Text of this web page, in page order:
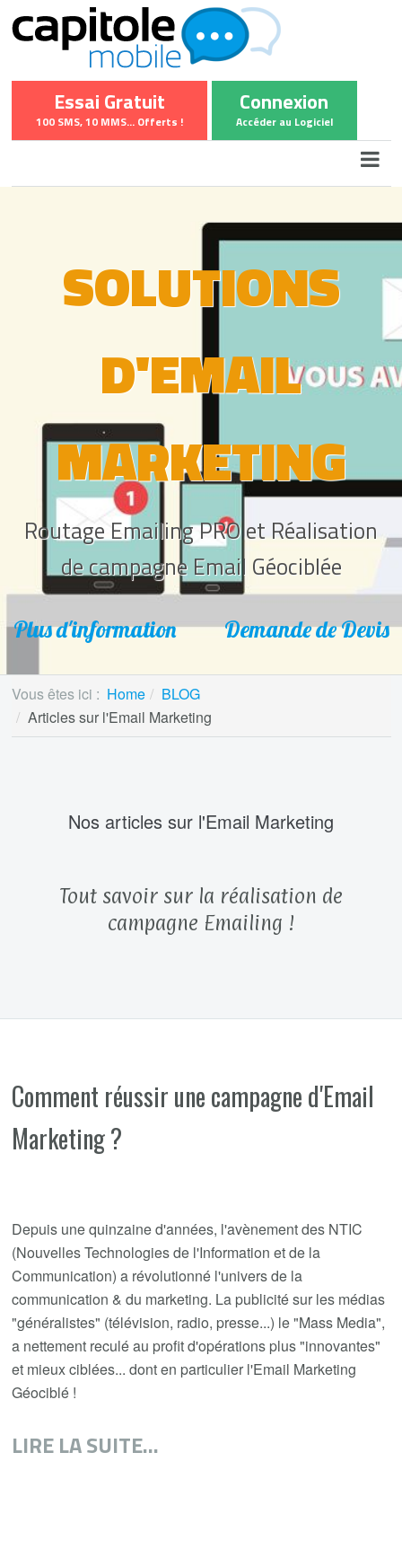
Essai Gratuit
100 SMS, 10 MMS... Offerts !
Connexion
Accéder au Logiciel
SOLUTIONS
D'EMAIL
MARKETING
Routage Emailing PRO et Réalisation
de campagne Email Géociblée
Plus d'information Demande de Devis
Vous êtes ici : Home
BLOG
Articles sur l'Email Marketing
Nos articles sur l'Email Marketing
Tout savoir sur la réalisation de
campagne Emailing !
Comment réussir une campagne d'Email
Marketing ?
Depuis une quinzaine d'années, l'avènement des NTIC
(Nouvelles Technologies de l'Information et de la
Communication) a révolutionné l'univers de la
communication & du marketing. La publicité sur les médias
"généralistes" (télévision, radio, presse...) le "Mass Media",
a nettement reculé au profit d'opérations plus "innovantes"
et mieux ciblées... dont en particulier l'Email Marketing
Géociblé !
LIRE LA SUITE...